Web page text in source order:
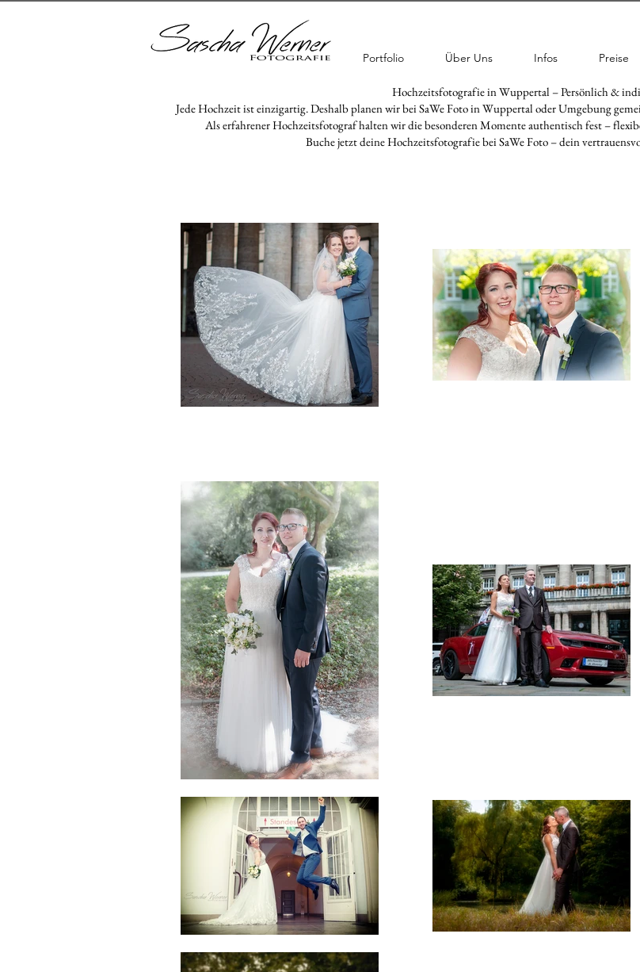
Portfolio Über Uns Infos Preise
Hochzeitsfotografie in Wuppertal – Persönlich &
Jede Hochzeit ist einzigartig. Deshalb planen wir bei SaWe Foto in Wuppertal oder Umgebung
Als erfahrener Hochzeitsfotograf halten wir die besonderen Momente authentisch fest –
Buche jetzt deine Hochzeitsfotografie bei SaWe Foto – dein